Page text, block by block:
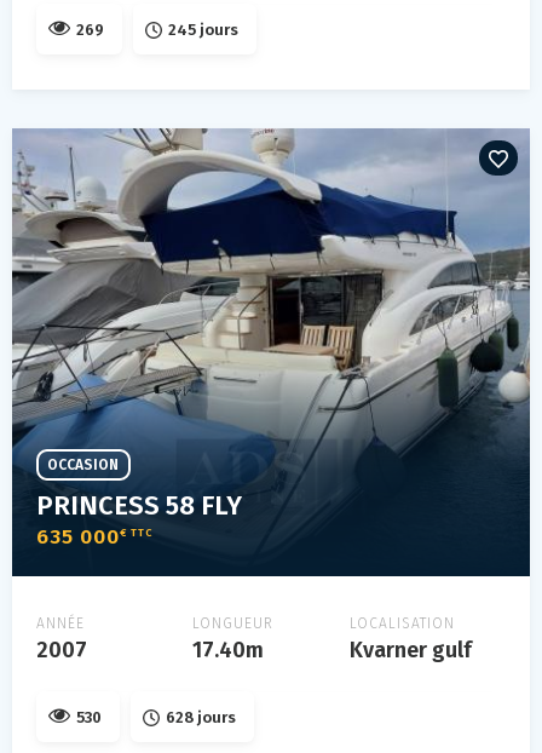
269 245 jours
PRINCESS 58 FLY
635 000€ TTC
OCCASION
ANNÉE
2007
LONGUEUR
17.40m
LOCALISATION
Kvarner gulf
530 628 jours